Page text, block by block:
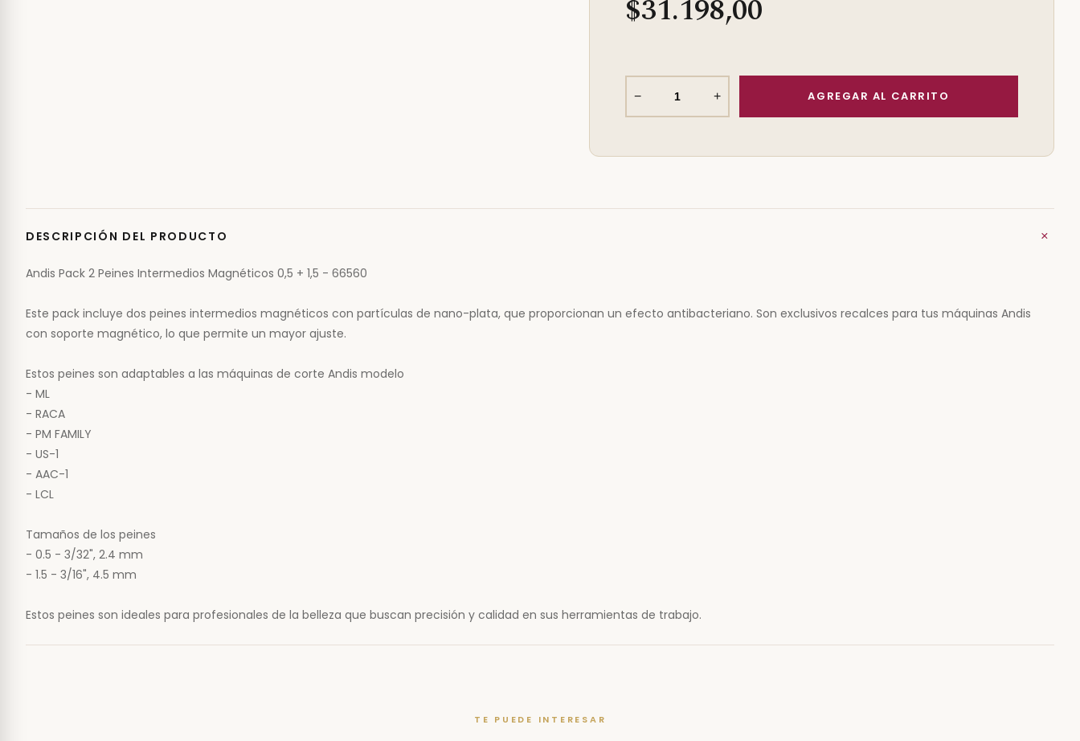
$31.198,00
− +
DESCRIPCIÓN DEL PRODUCTO +
Andis Pack 2 Peines Intermedios Magnéticos 0,5 + 1,5 - 66560
Este pack incluye dos peines intermedios magnéticos con partículas de nano-plata, que proporcionan un efecto antibacteriano. Son exclusivos recalces para tus máquinas Andis
con soporte magnético, lo que permite un mayor ajuste.
Estos peines son adaptables a las máquinas de corte Andis modelo
- ML
- RACA
- PM FAMILY
- US-1
- AAC-1
- LCL
Tamaños de los peines
- 0.5 - 3/32", 2.4 mm
- 1.5 - 3/16", 4.5 mm
Estos peines son ideales para profesionales de la belleza que buscan precisión y calidad en sus herramientas de trabajo.
TE PUEDE INTERESAR